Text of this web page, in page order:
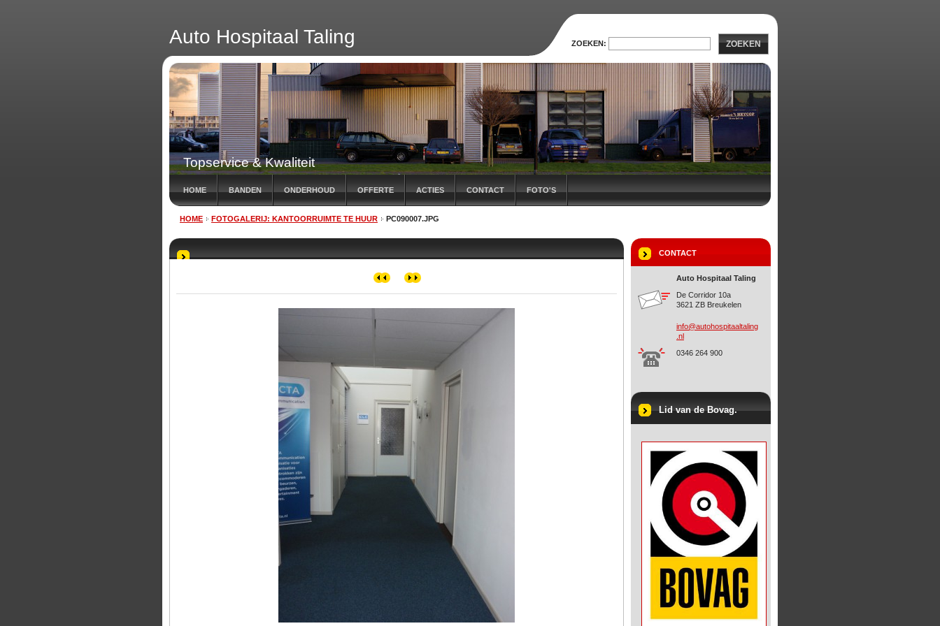
Auto Hospitaal Taling
Topservice & Kwaliteit
HOME BANDEN ONDERHOUD OFFERTE ACTIES CONTACT FOTO'S
HOME FOTOGALERIJ: KANTOORRUIMTE TE HUUR PC090007.JPG
CONTACT
Auto Hospitaal Taling
De Corridor 10a
3621 ZB Breukelen
info@autohospitaaltaling
.nl
0346 264 900
Lid van de Bovag.
ZOEKEN: ZOEKEN